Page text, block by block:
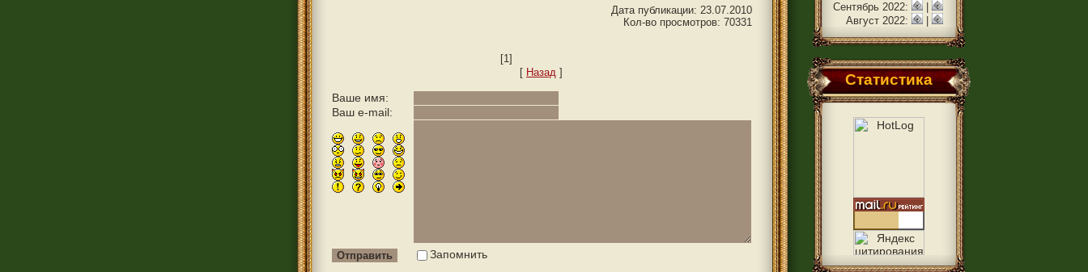
Дата публикации: 23.07.2010
Кол-во просмотров: 70331
[1]
[ Назад ]
Ваше имя:
Ваш e-mail:
Запомнить
Сентябрь 2022:
|
Август 2022:
|
Статистика